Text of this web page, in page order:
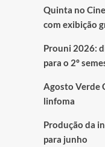
Quinta no
com exibição
Prouni 2026:
para o 2º
Agosto Verde
linfoma
Produção da
para junho